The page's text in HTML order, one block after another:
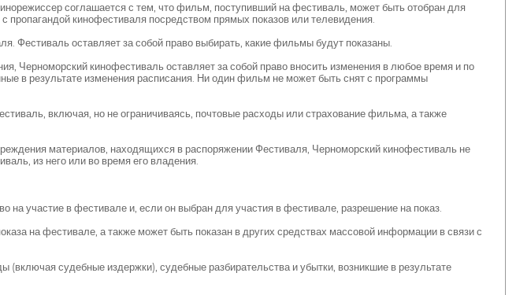
соглашается с тем, что фильм, поступивший на фестиваль, может быть отобран для
кинофестиваля посредством прямых показов или телевидения.
Фестиваль оставляет за собой право выбирать, какие фильмы будут показаны.
Черноморский кинофестиваль оставляет за собой право вносить изменения в любое время и по
в результате изменения расписания. Ни один фильм не может быть снят с программы
включая, но не ограничиваясь, почтовые расходы или страхование фильма, а также
материалов, находящихся в распоряжении Фестиваля, Черноморский кинофестиваль не
из него или во время его владения.
на участие в фестивале и, если он выбран для участия в фестивале, разрешение на показ.
на фестивале, а также может быть показан в других средствах массовой информации в связи с
судебные издержки), судебные разбирательства и убытки, возникшие в результате